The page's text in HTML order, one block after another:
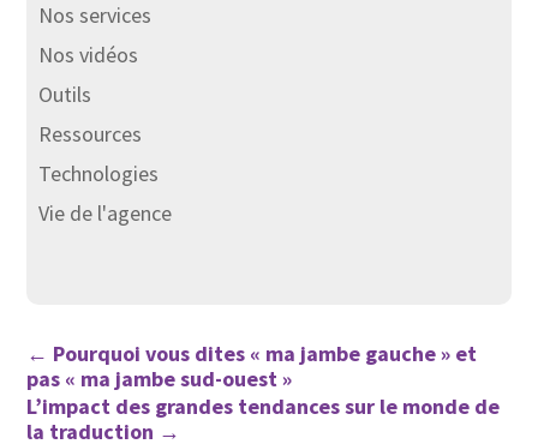
Nos services
Nos vidéos
Outils
Ressources
Technologies
Vie de l'agence
← Pourquoi vous dites « ma jambe gauche » et
pas « ma jambe sud-ouest »
L’impact des grandes tendances sur le monde de
la traduction →